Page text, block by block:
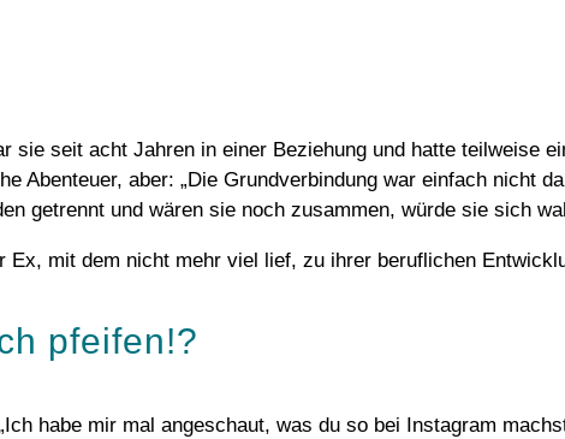
sie seit acht Jahren in einer Beziehung und hatte teilweise
Abenteuer, aber: „Die Grundverbindung war einfach nicht
getrennt und wären sie noch zusammen, würde sie sich
mit dem nicht mehr viel lief, zu ihrer beruflichen
pfeifen!?
habe mir mal angeschaut, was du so bei Instagram